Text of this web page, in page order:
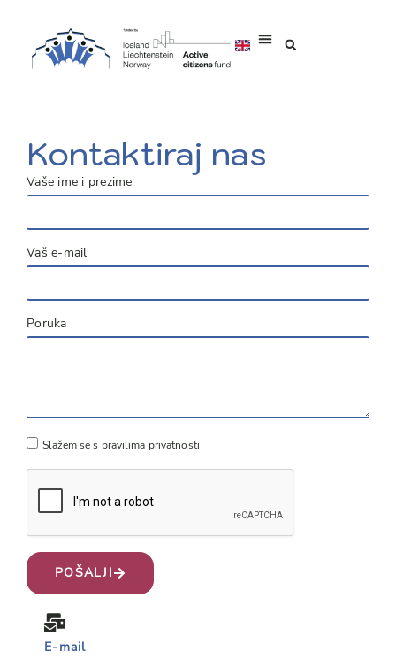
Kontaktiraj nas
Vaše ime i prezime
Vaš e-mail
Poruka
Slažem se s pravilima privatnosti
POŠALJI
E-mail